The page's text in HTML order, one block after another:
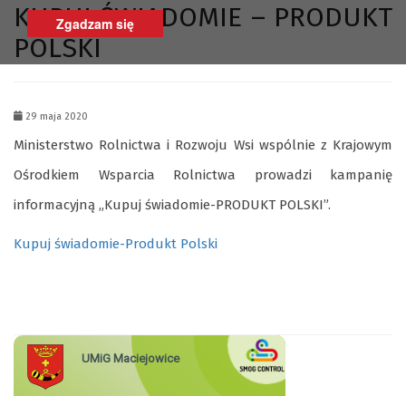
Zgadzam się
KUPUJ ŚWIADOMIE – PRODUKT
POLSKI
29 maja 2020
Ministerstwo Rolnictwa i Rozwoju Wsi wspólnie z Krajowym
Ośrodkiem Wsparcia Rolnictwa prowadzi kampanię
informacyjną „Kupuj świadomie-PRODUKT POLSKI”.
Kupuj świadomie-Produkt Polski